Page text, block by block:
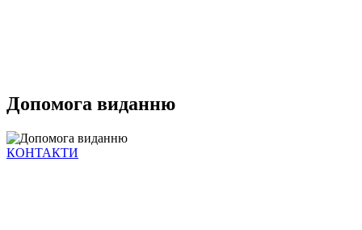
Допомога виданню
КОНТАКТИ